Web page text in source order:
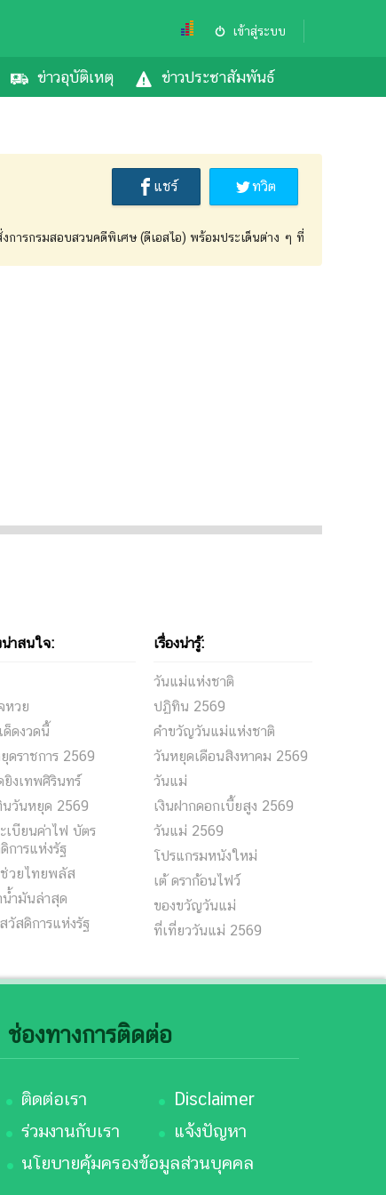
เข้าสู่ระบบ
ข่าวอุบัติเหตุ ข่าวประชาสัมพันธ์
การกรมสอบสวนคดีพิเศษ (ดีเอสไอ) พร้อมประเด็นต่าง ๆ ที่
แชร์ ทวิต
น่าสนใจ:
หวย
ด็ดงวดนี้
ดราชการ 2569
ยิงเทพศิรินทร์
วันหยุด 2569
เบียนค่าไฟ บัตร
การแห่งรัฐ
วยไทยพลัส
น้ำมันล่าสุด
วัสดิการแห่งรัฐ
เรื่องน่ารู้:
วันแม่แห่งชาติ
ปฏิทิน 2569
คำขวัญวันแม่แห่งชาติ
วันหยุดเดือนสิงหาคม 2569
วันแม่
เงินฝากดอกเบี้ยสูง 2569
วันแม่ 2569
โปรแกรมหนังใหม่
เต้ ดราก้อนไฟว์
ของขวัญวันแม่
ที่เที่ยววันแม่ 2569
ช่องทางการติดต่อ
ติดต่อเรา
Disclaimer
ร่วมงานกับเรา
แจ้งปัญหา
นโยบายคุ้มครองข้อมูลส่วนบุคคล